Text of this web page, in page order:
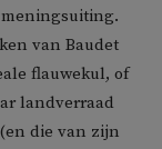
van Baudet
flauwekul, of
landverraad
die van zijn